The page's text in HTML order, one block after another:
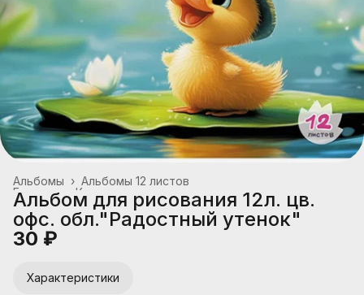
Альбомы 12 листов
Альбомы ›
Канцтовары, школьные принадлежности
Главная
Альбом для рисования 12л. цв.
офс. обл."Радостный утенок"
30 ₽
Характеристики